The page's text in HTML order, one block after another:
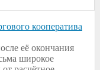
её окончания
широкое